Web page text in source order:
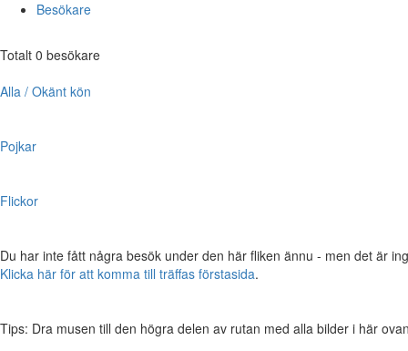
Besökare
Totalt 0 besökare
Alla / Okänt kön
Pojkar
Flickor
Du har inte fått några besök under den här fliken ännu - men det är
Klicka här för att komma till träffas förstasida.
Tips: Dra musen till den högra delen av rutan med alla bilder i här